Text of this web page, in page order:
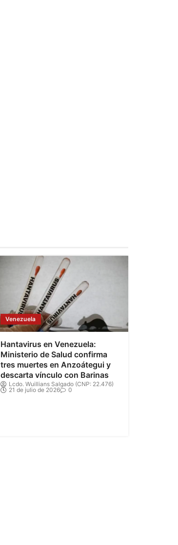
Venezuela
Hantavirus en Venezuela:
Ministerio de Salud confirma
tres muertes en Anzoátegui y
descarta vínculo con Barinas
Lcdo. Wuillians Salgado (CNP: 22.476)
21 de julio de 2026
0